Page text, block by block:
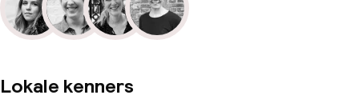
Kleine huisdieren toegestaan (minder
dan de 5 kg)
Uitsluitend volwassenen
Lokale kenners